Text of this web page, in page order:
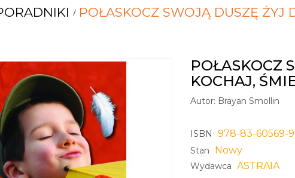
POŁASKOCZ SWOJĄ DUSZĘ ŻYJ
POŁASKOCZ
KOCHAJ,
Autor: Brayan Smollin
ISBN 978-83-60569-
Stan Nowy
Wydawca ASTRAIA